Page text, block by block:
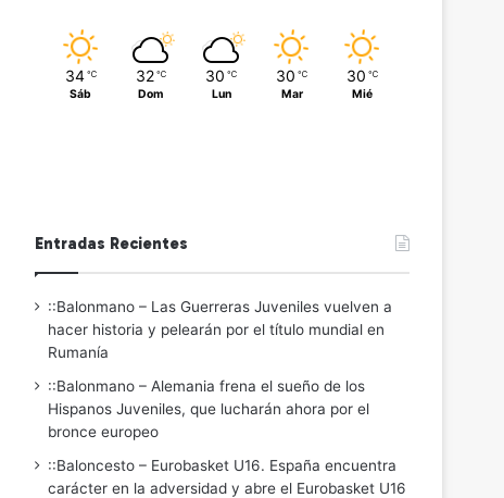
34 ℃
Sáb
32 ℃
Dom
30 ℃
Lun
30 ℃
Mar
30 ℃
Mié
Entradas Recientes
::Balonmano – Las Guerreras Juveniles vuelven a
hacer historia y pelearán por el título mundial en
Rumanía
::Balonmano – Alemania frena el sueño de los
Hispanos Juveniles, que lucharán ahora por el
bronce europeo
::Baloncesto – Eurobasket U16. España encuentra
carácter en la adversidad y abre el Eurobasket U16